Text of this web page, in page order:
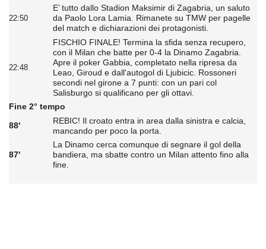
22:50
E’ tutto dallo Stadion Maksimir di Zagabria, un saluto
da Paolo Lora Lamia. Rimanete su TMW per pagelle
del match e dichiarazioni dei protagonisti.
22:48
FISCHIO FINALE! Termina la sfida senza recupero,
con il Milan che batte per 0-4 la Dinamo Zagabria.
Apre il poker Gabbia, completato nella ripresa da
Leao, Giroud e dall'autogol di Ljubicic. Rossoneri
secondi nel girone a 7 punti: con un pari col
Salisburgo si qualificano per gli ottavi.
Fine 2° tempo
88'
REBIC! Il croato entra in area dalla sinistra e calcia,
mancando per poco la porta.
87'
La Dinamo cerca comunque di segnare il gol della
bandiera, ma sbatte contro un Milan attento fino alla
fine.